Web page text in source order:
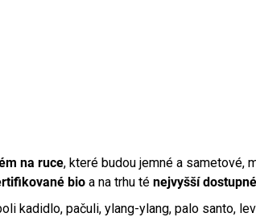
na ruce, které budou jemné a sametové,
bio a na trhu té nejvyšší
kadidlo, pačuli, ylang-ylang, palo santo,